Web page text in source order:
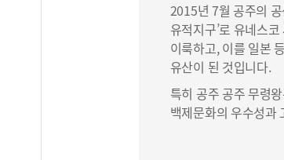
2015년 7월 공주의
유적지구’로 유네스
이룩하고, 이를 일본
유산이 된 것입니다.
특히 공주 공주 무령
백제문화의 우수성과